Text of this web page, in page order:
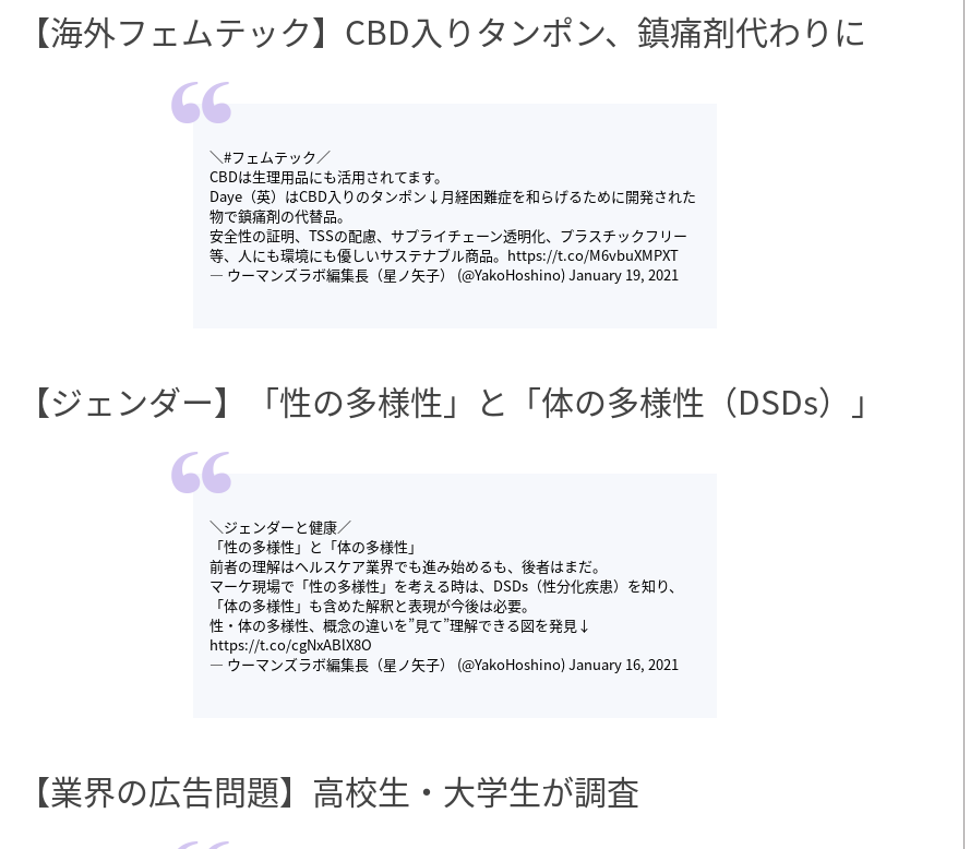
【海外フェムテック】CBD入りタンポン、鎮痛剤代わりに
＼#フェムテック／
CBDは生理用品にも活用されてます。
Daye（英）はCBD入りのタンポン↓月経困難症を和らげるために開発された
物で鎮痛剤の代替品。
安全性の証明、TSSの配慮、サプライチェーン透明化、プラスチックフリー
等、人にも環境にも優しいサステナブル商品。 https://t.co/M6vbuXMPXT
— ウーマンズラボ編集長（星ノ矢子） (@YakoHoshino)January 19, 2021
【ジェンダー】「性の多様性」と「体の多様性（DSDs）」
＼ジェンダーと健康／
「性の多様性」と「体の多様性」
前者の理解はヘルスケア業界でも進み始めるも、後者はまだ。
マーケ現場で「性の多様性」を考える時は、DSDs（性分化疾患）を知り、
「体の多様性」も含めた解釈と表現が今後は必要。
性・体の多様性、概念の違いを”見て”理解できる図を発見↓
https://t.co/cgNxABlX8O
— ウーマンズラボ編集長（星ノ矢子） (@YakoHoshino)January 16, 2021
【業界の広告問題】高校生・大学生が調査